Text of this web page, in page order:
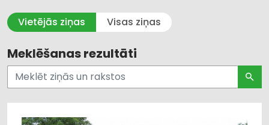
Visi
Kultūra un Izklaide
Dzīvesstils
Pašvaldības un valsts pārvalde
Vietējās ziņas Visas ziņas
Meklēšanas rezultāti